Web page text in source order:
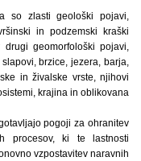
so zlasti geološki pojavi,
in podzemski kraški
geomorfološki pojavi,
brzice, jezera, barja,
in živalske vrste, njihovi
krajina in oblikovana
pogoji za ohranitev
procesov, ki te lastnosti
vzpostavitev naravnih